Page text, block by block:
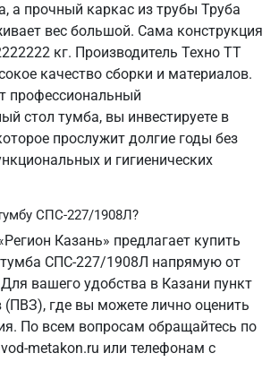
а прочный каркас из трубы Труба
вес большой. Сама конструкция
кг. Производитель Техно ТТ
качество сборки и материалов.
профессиональный
стол тумба, вы инвестируете в
прослужит долгие годы без
и гигиенических
СПС-227/1908Л?
Казань» предлагает купить
СПС-227/1908Л напрямую от
вашего удобства в Казани пункт
(ПВЗ), где вы можете лично оценить
По всем вопросам обращайтесь по
metakon.ru или телефонам с